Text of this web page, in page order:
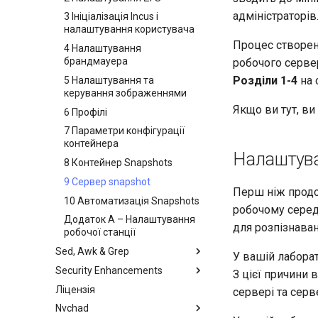
Резервне копіювання і
відновлення
Запуск системи
Управління задачами
Впровадження мережі
Управління програмним
забезпеченням
Спеціальні дозволи
Про systemd
Керування журналами
Conclusions
інфраструктура
Робота з фільтрами
Оптимізація сервера
керування
Робота з шаблоном Jinja
Bash - Умовні структури if і
case
Bash - цикли
Bash - Перевірка знань
Appendix-Practical
Examples
Змінні - використання з
журналами
інсталяція та використання
inotify-tools
Використання unison
налаштування користувача
4 Налаштування
брандмауера
5 Налаштування та
керування зображеннями
6 Профілі
7 Параметри конфігурації
контейнера
8 Контейнер Snapshots
9 Сервер snapshot
10 Автоматизація Snapshots
Додаток А – Налаштування
робочої станції
3 Ініціалізація Incus і
налаштування користувача
4 Налаштування
брандмауера
5 Налаштування та
керування зображеннями
6 Профілі
7 Параметри конфігурації
контейнера
8 Контейнер Snapshots
9 Сервер snapshot
10 Автоматизація Snapshots
Додаток А – Налаштування
робочої станції
Sed, Awk & Grep
Sed, Awk & Grep - три мечники
Регулярні вирази та символи
підстановки
Security Enhancements
Вступ до PAM та основи його
використання
Ліцензія
Nvchad
Процес
робочого
Розділи 1-4 на
Якщо ви тут, ви
Перш ніж
робочому
для
У вашій
З цієї причини
сервері та